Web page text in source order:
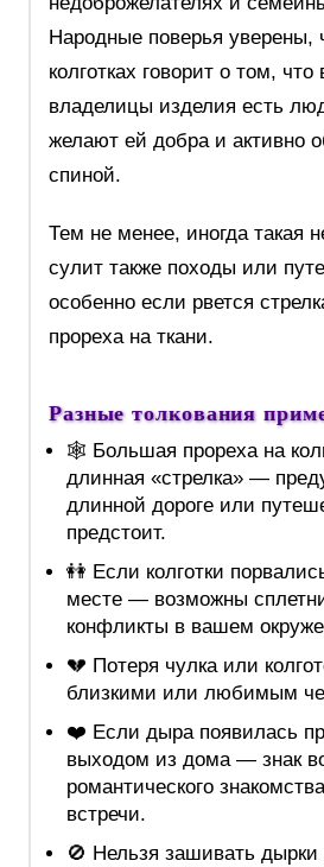
Народные поверья уверены,
колготках говорит о том, что
владелицы изделия есть
желают ей добра и активно
спиной.
Тем не менее, иногда такая
сулит также походы или
особенно если рвется
прореха на ткани.
Разные толкования
🕸 Большая прореха на
длинная «стрелка» —
длинной дороге или
предстоит.
👭 Если колготки
месте — возможны
конфликты в вашем
💔 Потеря чулка или
близкими или любимым
❤️ Если дыра появилась
выходом из дома — знак
романтического
встречи.
🚫 Нельзя зашивать дырки